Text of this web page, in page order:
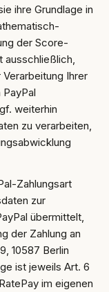
ihre Grundlage in
der Score-
Ihrer
weiterhin
zu verarbeiten,
Zahlungsart
zur
übermittelt,
der Zahlung an
10587 Berlin
ist jeweils Art. 6
im eigenen